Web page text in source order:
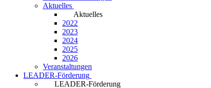
Aktuelles
Aktuelles
2022
2023
2024
2025
2026
Veranstaltungen
LEADER-Förderung
LEADER-Förderung